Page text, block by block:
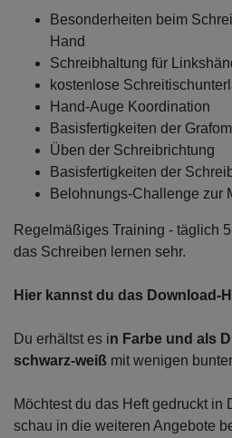
Besonderheiten beim
Hand
Schreibhaltung für
kostenlose
Hand-Auge Koordination
Basisfertigkeiten der
Üben der Schreibrichtung
Basisfertigkeiten der
Belohnungs-Challenge zur
Regelmäßiges Training - täglich
das Schreiben lernen sehr.
Hier kannst du das Download-
Du erhältst es in Farbe und als
schwarz-weiß mit wenigen
Möchtest du das Heft gedruckt in
schau in die weiteren Angebote